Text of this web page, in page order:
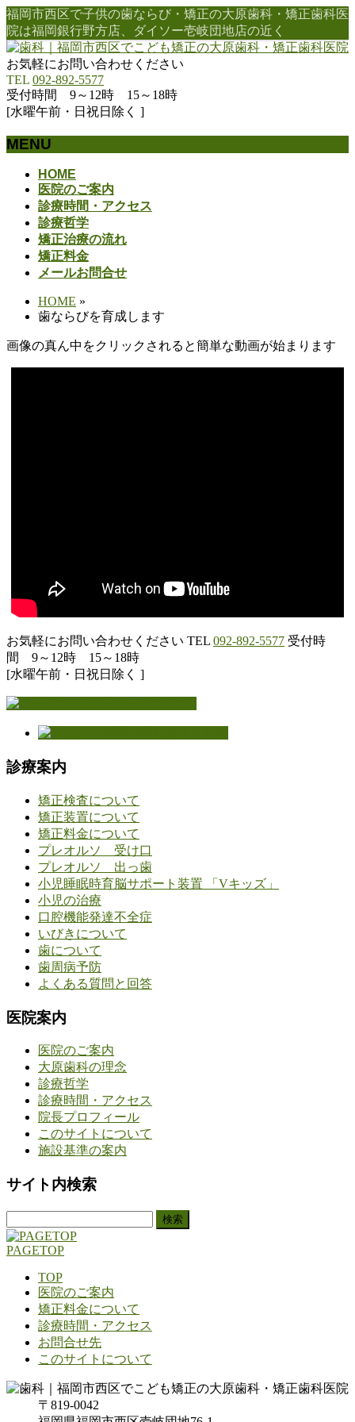
福岡市西区で子供の歯ならび・矯正の大原歯科・矯正歯科医
院は福岡銀行野方店、ダイソー壱岐団地店の近く
お気軽にお問い合わせください
TEL 092-892-5577
受付時間 9～12時 15～18時
[水曜午前・日祝日除く ]
MENU
HOME
医院のご案内
診療時間・アクセス
診療哲学
矯正治療の流れ
矯正料金
メールお問合せ
HOME »
歯ならびを育成します
画像の真ん中をクリックされると簡単な動画が始まります
お気軽にお問い合わせください TEL 092-892-5577 受付時
間 9～12時 15～18時
[水曜午前・日祝日除く ]
診療案内
矯正検査について
矯正装置について
矯正料金について
プレオルソ 受け口
プレオルソ 出っ歯
小児睡眠時育脳サポート装置 「Vキッズ」
小児の治療
口腔機能発達不全症
いびきについて
歯について
歯周病予防
よくある質問と回答
医院案内
医院のご案内
大原歯科の理念
診療哲学
診療時間・アクセス
院長プロフィール
このサイトについて
施設基準の案内
サイト内検索
索:
PAGETOP
TOP
医院のご案内
矯正料金について
診療時間・アクセス
お問合せ先
このサイトについて
〒819-0042